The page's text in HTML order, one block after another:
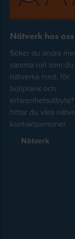
Nätverk hos oss
Söker du andra
samma roll som
nätverka med, för
bollplank och
hittar du våra
kontaktpersoner.
Nätverk